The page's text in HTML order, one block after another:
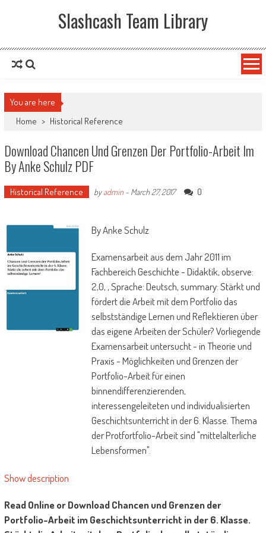
Slashcash Team Library
You are here
Home > Historical Reference
Download Chancen Und Grenzen Der Portfolio-Arbeit Im
By Anke Schulz PDF
Historical Reference byadmin- March 27, 2017 0
By Anke Schulz
Examensarbeit aus dem Jahr 2011 im
Fachbereich Geschichte - Didaktik, observe:
2,0, , Sprache: Deutsch, summary: Stärkt und
fördert die Arbeit mit dem Portfolio das
selbstständige Lernen und Reflektieren über
das eigene Arbeiten der Schüler? Vorliegende
Examensarbeit untersucht - in Theorie und
Praxis - Möglichkeiten und Grenzen der
Portfolio-Arbeit für einen
binnendifferenzierenden,
interessengeleiteten und individualisierten
Geschichtsunterricht in der 6. Klasse. Thema
der Protfortfolio-Arbeit sind "mittelalterliche
Lebensformen".
Erstens sollen die Schülerinnen und Schüler
Show description
Read Online or Download Chancen und Grenzen der
Portfolio-Arbeit im Geschichtsunterricht in der 6. Klasse.